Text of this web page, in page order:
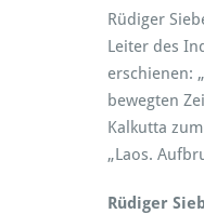
Rüdiger
Leiter des
erschienen:
bewegten
Kalkutta
„Laos.
Rüdiger